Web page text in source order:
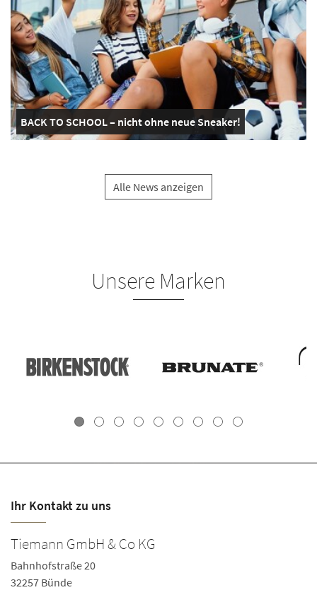
BACK TO SCHOOL – nicht ohne neue Sneaker!
Alle News anzeigen
Unsere Marken
Ihr Kontakt zu uns
Tiemann GmbH & Co KG
Bahnhofstraße 20
32257 Bünde